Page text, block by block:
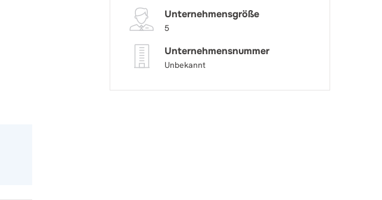
Unternehmensgröße
5
Unternehmensnummer
Unbekannt